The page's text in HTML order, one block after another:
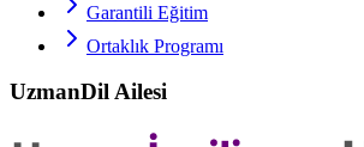
Garantili Eğitim
Ortaklık Programı
UzmanDil Ailesi